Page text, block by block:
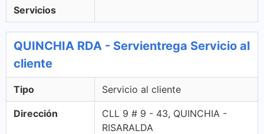
Servicios
QUINCHIA RDA - Servientrega Servicio al
cliente
Tipo Servicio al cliente
Dirección
CLL 9 # 9 - 43, QUINCHIA -
RISARALDA